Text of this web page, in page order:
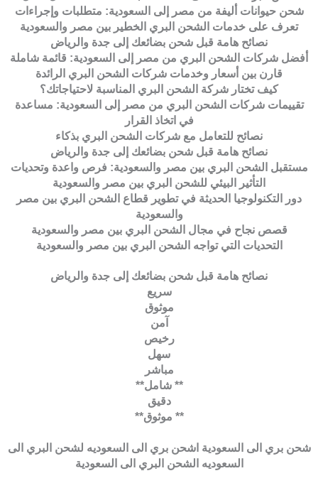
شحن حيوانات أليفة من مصر إلى السعودية: متطلبات وإجراءات
تعرف على خدمات الشحن البري الخطير بين مصر والسعودية
نصائح هامة قبل شحن بضائعك إلى جدة والرياض
أفضل شركات الشحن البري من مصر إلى السعودية: قائمة شاملة
قارن بين أسعار وخدمات شركات الشحن البري الرائدة
كيف تختار شركة الشحن البري المناسبة لاحتياجاتك؟
تقييمات شركات الشحن البري من مصر إلى السعودية: مساعدة
في اتخاذ القرار
نصائح للتعامل مع شركات الشحن البري بذكاء
نصائح هامة قبل شحن بضائعك إلى جدة والرياض
مستقبل الشحن البري بين مصر والسعودية: فرص واعدة وتحديات
التأثير البيئي للشحن البري بين مصر والسعودية
دور التكنولوجيا الحديثة في تطوير قطاع الشحن البري بين مصر
والسعودية
قصص نجاح في مجال الشحن البري بين مصر والسعودية
التحديات التي تواجه الشحن البري بين مصر والسعودية
نصائح هامة قبل شحن بضائعك إلى جدة والرياض
سريع
موثوق
آمن
رخيص
سهل
مباشر
** شامل**
دقيق
** موثوق**
شحن بري الى السعودية اشحن بري الى السعوديه لشحن البري الى
السعوديه الشحن البري الى السعودية